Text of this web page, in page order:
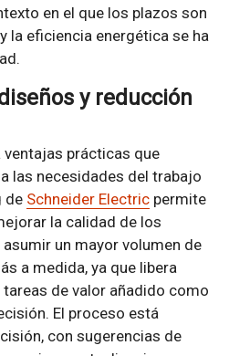
en el que los plazos son
la eficiencia energética se ha
y reducción
prácticas que
las necesidades del trabajo
de Schneider Electricpermite
la calidad de los
un mayor volumen de
a medida, ya que libera
de valor añadido como
El proceso está
con sugerencias de